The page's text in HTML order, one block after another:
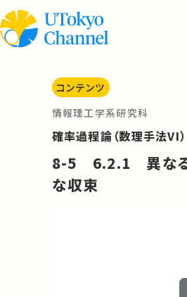
コンテンツ
情報理工学系研究科
確率過程論（数理手法VI）
8-5 6.2.1 異なる
な収束